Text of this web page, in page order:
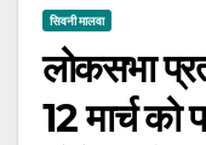
सिवनी मालवा
लोकसभा
12 मार्च को